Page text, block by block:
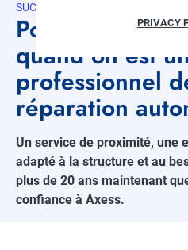
SUCCESS STORIES
Pourquoi choisir
quand on est un
professionnel
réparation
Un service de proximité, une
adapté à la structure et au
plus de 20 ans maintenant
confiance à Axess.
PRIVACY